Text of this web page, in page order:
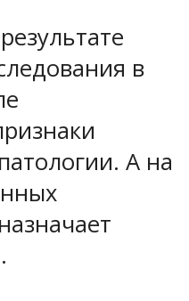
в
А на